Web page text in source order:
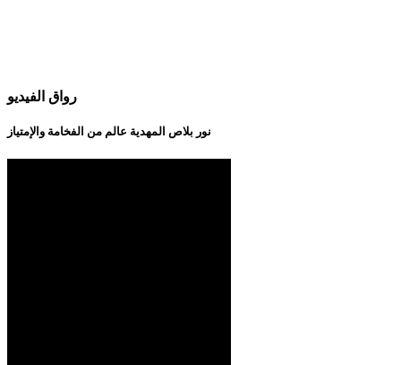
رواق الفيديو
نور بلاص المهدية عالم من الفخامة والإمتياز